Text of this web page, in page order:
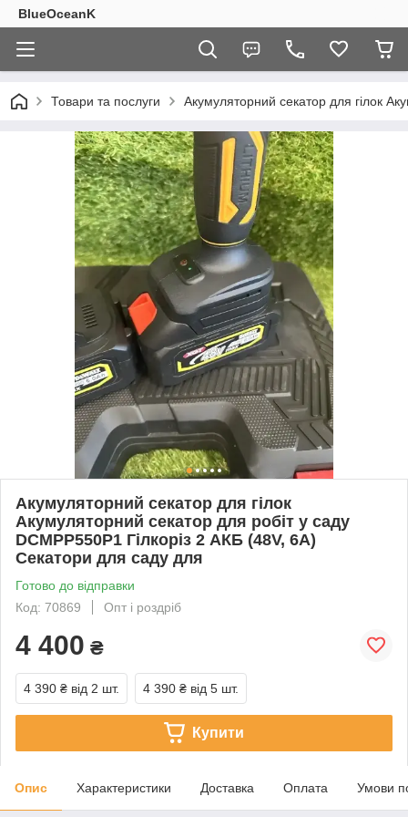
BlueOceanK
Товари та послуги Акумуляторний секатор для гілок
Акумуляторний секатор для гілок
Акумуляторний секатор для робіт у саду
DCMPP550P1 Гілкоріз 2 АКБ (48V, 6A)
Секатори для саду для
Готово до відправки
Код: 70869
Опт і роздріб
4 400 ₴
4 390 ₴ від 2 шт. 4 390 ₴ від 5 шт.
Купити
Опис Характеристики Доставка Оплата Умови